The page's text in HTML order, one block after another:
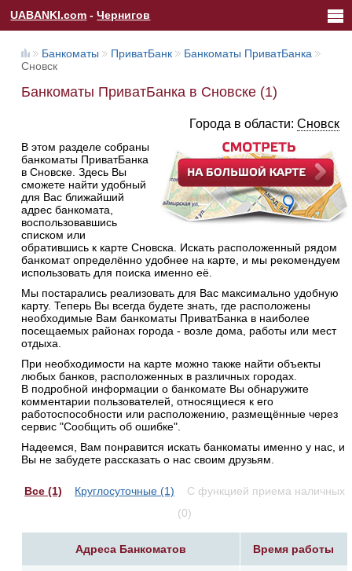
UABANKI.com -Чернигов
Банкоматы ПриватБанк
Банкоматы ПриватБанка
Сновск
Банкоматы ПриватБанка в Сновске (1)
Города в области: Сновск
В этом разделе собраны
банкоматы ПриватБанка
в Сновске. Здесь Вы
сможете найти удобный
для Вас ближайший
адрес банкомата,
воспользовавшись
списком или
обратившись к карте Сновска. Искать расположенный рядом
банкомат определённо удобнее на карте, и мы рекомендуем
использовать для поиска именно её.
Мы постарались реализовать для Вас максимально удобную
карту. Теперь Вы всегда будете знать, где расположены
необходимые Вам банкоматы ПриватБанка в наиболее
посещаемых районах города - возле дома, работы или мест
отдыха.
При необходимости на карте можно также найти объекты
любых банков, расположенных в различных городах.
В подробной информации о банкомате Вы обнаружите
комментарии пользователей, относящиеся к его
работоспособности или расположению, размещённые через
сервис "Сообщить об ошибке".
Надеемся, Вам понравится искать банкоматы именно у нас, и
Вы не забудете рассказать о нас своим друзьям.
Все (1) Круглосуточные (1)
С функцией приема наличных
(0)
Адреса Банкоматов Время работы